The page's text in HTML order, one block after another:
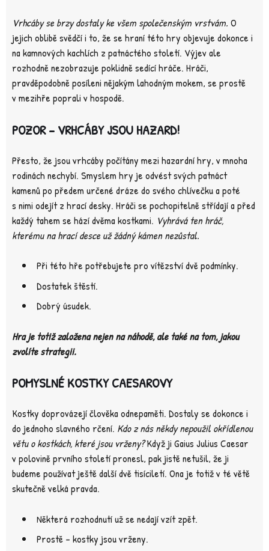
Vrhcáby se brzy dostaly ke všem společenským vrstvám. O
jejich oblibě svědčí i to, že se hraní této hry objevuje dokonce i
na kamnových kachlích z patnáctého století. Výjev ale
rozhodně nezobrazuje poklidně sedící hráče. Hráči,
pravděpodobně posíleni nějakým lahodným mokem, se prostě
v mezihře poprali v hospodě.
POZOR – VRHCÁBY JSOU HAZARD!
Přesto, že jsou vrhcáby počítány mezi hazardní hry, v mnoha
rodinách nechybí. Smyslem hry je odvést svých patnáct
kamenů po předem určené dráze do svého chlívečku a poté
s nimi odejít z hrací desky. Hráči se pochopitelně střídají a před
každý tahem se hází dvěma kostkami. Vyhrává ten hráč,
kterému na hrací desce už žádný kámen nezůstal.
Při této hře potřebujete pro vítězství dvě podmínky.
Dostatek štěstí.
Dobrý úsudek.
Hra je totiž založena nejen na náhodě, ale také na tom, jakou
zvolíte strategii.
POMYSLNÉ KOSTKY CAESAROVY
Kostky doprovázejí člověka odnepaměti. Dostaly se dokonce i
do jednoho slavného rčení. Kdo z nás někdy nepoužil okřídlenou
větu o kostkách, které jsou vrženy?Když ji Gaius Julius Caesar
v polovině prvního století pronesl, pak jistě netušil, že ji
budeme používat ještě další dvě tisíciletí. Ona je totiž v té větě
skutečně velká pravda.
Některá rozhodnutí už se nedají vzít zpět.
Prostě – kostky jsou vrženy.